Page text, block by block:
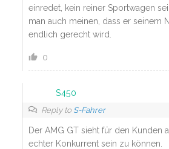
einredet, kein reiner Sportwagen
man auch meinen, dass er seinem
endlich gerecht wird.
0
S450
Reply to S-Fahrer
Der AMG GT sieht für den Kunden
echter Konkurrent sein zu können.